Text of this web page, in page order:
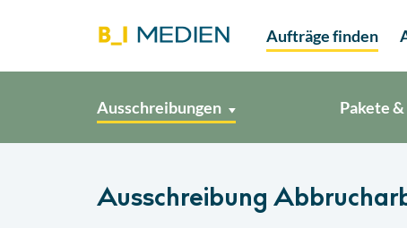
Aufträge finden
Ausschreibungen Pakete
Ausschreibung